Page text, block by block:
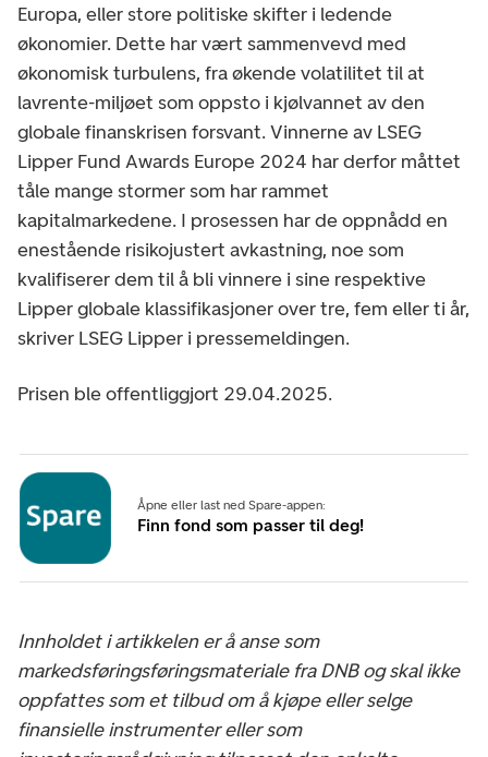
Europa, eller store politiske skifter i ledende
økonomier. Dette har vært sammenvevd med
økonomisk turbulens, fra økende volatilitet til at
lavrente-miljøet som oppsto i kjølvannet av den
globale finanskrisen forsvant. Vinnerne av LSEG
Lipper Fund Awards Europe 2024 har derfor måttet
tåle mange stormer som har rammet
kapitalmarkedene. I prosessen har de oppnådd en
enestående risikojustert avkastning, noe som
kvalifiserer dem til å bli vinnere i sine respektive
Lipper globale klassifikasjoner over tre, fem eller ti år,
skriver LSEG Lipper i pressemeldingen.
Prisen ble offentliggjort 29.04.2025.
Åpne eller last ned Spare-appen:
Finn fond som passer til deg!
Innholdet i artikkelen er å anse som
markedsføringsføringsmateriale fra DNB og skal ikke
oppfattes som et tilbud om å kjøpe eller selge
finansielle instrumenter eller som